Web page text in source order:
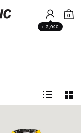
+ 3,000
0